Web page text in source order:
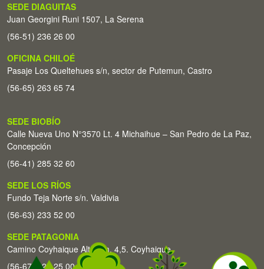
SEDE DIAGUITAS
Juan Georgini Runi 1507, La Serena
(56-51) 236 26 00
OFICINA CHILOÉ
Pasaje Los Queltehues s/n, sector de Putemun, Castro
(56-65) 263 65 74
SEDE BIOBÍO
Calle Nueva Uno N°3570 Lt. 4 Michaihue – San Pedro de La Paz,
Concepción
(56-41) 285 32 60
SEDE LOS RÍOS
Fundo Teja Norte s/n. Valdivia
(56-63) 233 52 00
SEDE PATAGONIA
Camino Coyhaique Alto Km. 4,5. Coyhaique
(56-67) 226 25 00